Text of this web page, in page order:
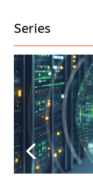
Series